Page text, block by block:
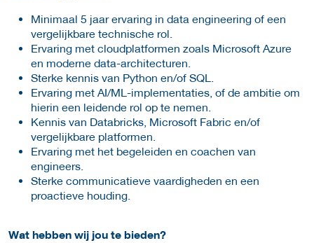
Minimaal 5 jaar ervaring in data engineering of een
vergelijkbare technische rol.
Ervaring met cloudplatformen zoals Microsoft Azure
en moderne data-architecturen.
Sterke kennis van Python en/of SQL.
Ervaring met AI/ML-implementaties, of de ambitie om
hierin een leidende rol op te nemen.
Kennis van Databricks, Microsoft Fabric en/of
vergelijkbare platformen.
Ervaring met het begeleiden en coachen van
engineers.
Sterke communicatieve vaardigheden en een
proactieve houding.
Wat hebben wij jou te bieden?